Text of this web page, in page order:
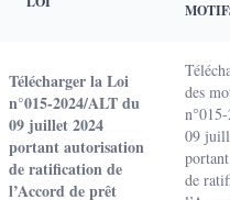
Télécharger la Loi
n°015-2024/ALT du
09 juillet 2024
portant autorisation
de ratification de
l’Accord de prêt
des
09
de